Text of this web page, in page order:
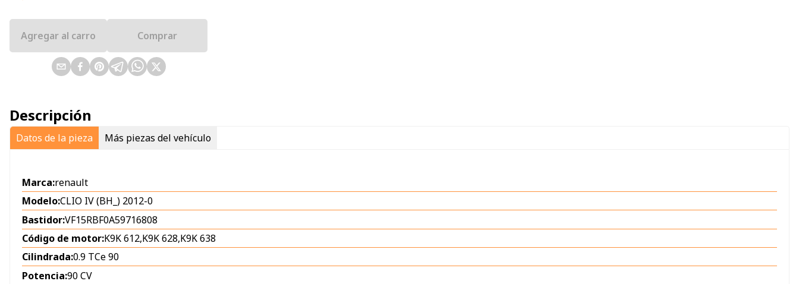
Agregar al carro Comprar
Descripción
Datos de la pieza Más piezas del vehículo
Marca:renault
Modelo:CLIO IV (BH_) 2012-0
Bastidor:VF15RBF0A59716808
Código de motor:K9K 612,K9K 628,K9K 638
Cilindrada:0.9 TCe 90
Potencia:90 CV